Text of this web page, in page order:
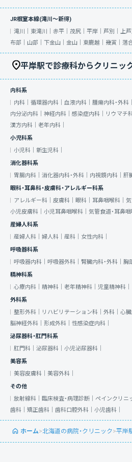
JR根室本線(滝川～新得)
滝川｜ 東滝川｜ 赤平｜ 茂尻｜ 平岸｜ 芦別｜ 上芦
布部｜ 山部｜ 下金山｜ 金山｜ 東鹿越｜ 幾寅｜ 落
平岸駅で診療科からクリニッ
内科系
内科｜ 循環器内科｜ 血液内科｜ 腫瘍内科・外科｜
内分泌内科｜ 神経内科｜ 感染症内科｜ リウマチ科
漢方内科｜ 老年内科｜
小児科系
小児科｜ 新生児科｜
消化器科系
胃腸内科｜ 消化器内科・外科｜ 内視鏡内科｜ 肝
眼科・耳鼻科・皮膚科・アレルギー科系
アレルギー科｜ 皮膚科｜ 眼科｜ 耳鼻咽喉科｜ 気
小児皮膚科｜ 小児耳鼻咽喉科｜ 気管食道・耳鼻咽
産婦人科系
産婦人科｜ 婦人科｜ 産科｜ 女性内科｜
呼吸器科系
呼吸器内科｜ 呼吸器外科｜ 腎臓内科・外科｜ 胸
精神科系
心療内科｜ 精神科｜ 老年精神科｜ 児童精神科｜
外科系
整形外科｜
リハビリテーション科｜ 外科｜ 心臓
脳神経外科｜ 形成外科｜ 性感染症内科｜
泌尿器科・肛門科系
肛門科｜ 泌尿器科｜ 小児泌尿器科｜
美容系
美容皮膚科｜ 美容外科｜
その他
放射線科｜ 臨床検査・病理診断｜ ペインクリニ
歯科｜ 矯正歯科｜ 歯科口腔外科｜ 小児歯科｜
ホーム>北海道の病院・クリニック>平岸